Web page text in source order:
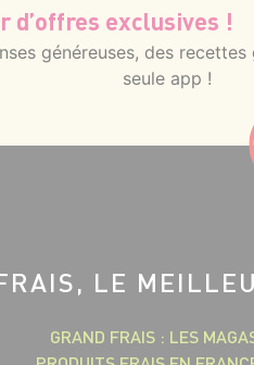
d’offres exclusives !
généreuses, des
seule app !
LE
GRAND FRAIS : LES